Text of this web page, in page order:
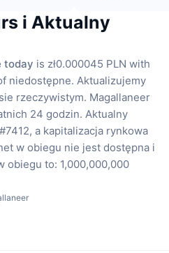
i Aktualny
today is zł0.000045 PLN with
niedostępne. Aktualizujemy
rzeczywistym. Magallaneer
24 godzin. Aktualny
a kapitalizacja rynkowa
w obiegu nie jest dostępna i
obiegu to: 1,000,000,000